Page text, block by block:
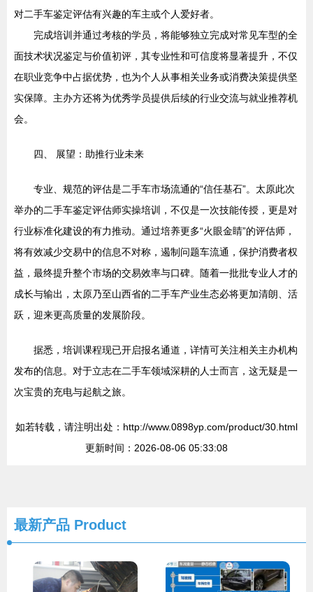
对二手车鉴定评估有兴趣的车主或个人爱好者。
完成培训并通过考核的学员，将能够独立完成对常见车型的全
面技术状况鉴定与价值初评，其专业性和可信度将显著提升，不仅
在职业竞争中占据优势，也为个人从事相关业务或消费决策提供坚
实保障。主办方还将为优秀学员提供后续的行业交流与就业推荐机
会。
四、 展望：助推行业未来
专业、规范的评估是二手车市场流通的“信任基石”。太原此次
举办的二手车鉴定评估师实操培训，不仅是一次技能传授，更是对
行业标准化建设的有力推动。通过培养更多“火眼金睛”的评估师，
将有效减少交易中的信息不对称，遏制问题车流通，保护消费者权
益，最终提升整个市场的交易效率与口碑。随着一批批专业人才的
成长与输出，太原乃至山西省的二手车产业生态必将更加清朗、活
跃，迎来更高质量的发展阶段。
据悉，培训课程现已开启报名通道，详情可关注相关主办机构
发布的信息。对于立志在二手车领域深耕的人士而言，这无疑是一
次宝贵的充电与起航之旅。
如若转载，请注明出处：http://www.0898yp.com/product/30.html
更新时间：2026-08-06 05:33:08
最新产品 Product